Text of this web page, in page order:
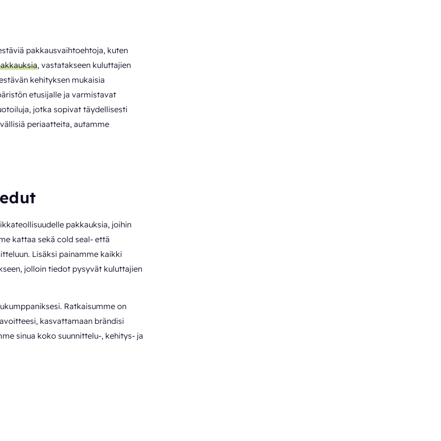
pakkausvaihtoehtoja, kuten
, vastatakseen kuluttajien
kehityksen mukaisia
etusijalle ja varmistavat
jotka sopivat täydellisesti
periaatteita, autamme
pakkauksia, joihin
kattaa sekä cold seal- että
Lisäksi painamme kaikki
jolloin tiedot pysyvät kuluttajien
Ratkaisumme on
kasvattamaan brändisi
sinua koko suunnittelu-, kehitys- ja